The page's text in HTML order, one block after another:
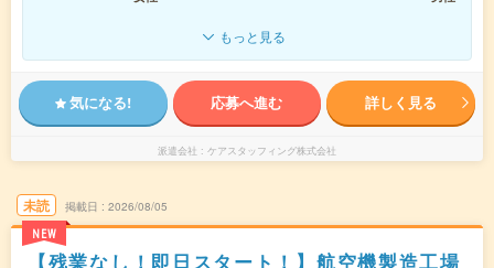
もっと見る
気になる! 応募へ進む 詳しく見る
派遣会社 ケアスタッフィング株式会社
未読
NEW
掲載日 2026/08/05
【残業なし！即日スタート！】航空機製造工場